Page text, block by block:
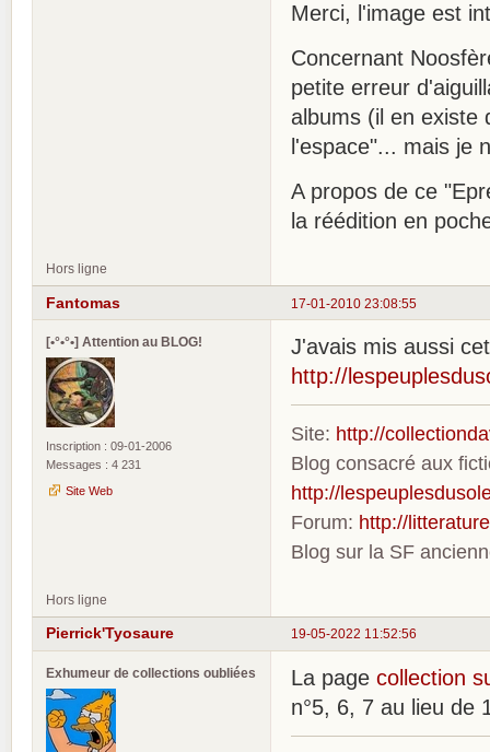
Merci, l'image est
Concernant
petite erreur
albums (il en existe
l'espace"... mais je
A propos de ce
la réédition en
Hors ligne
17-01-2010 23:08:55
Fantomas
[•°•°•] Attention au BLOG!
Inscription : 09-01-2006
Messages : 4 231
Site Web
J'avais mis aussi
http://
Site: http://
Blog consacré aux
http://
Forum: http://
Blog sur la SF
Hors ligne
19-05-2022 11:52:56
Pierrick'Tyosaure
Exhumeur de collections oubliées La page collection
n°5, 6, 7 au lieu de